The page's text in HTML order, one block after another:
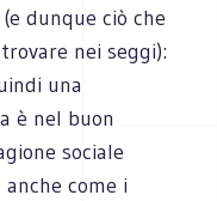
dunque ciò che
nei seggi):
una
è nel buon
sociale
come i